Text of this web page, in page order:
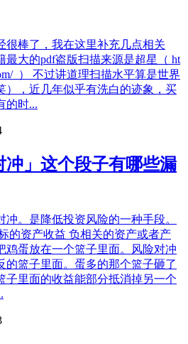
很棒了，我在这里补充几点相关
最大的pdf盗版扫描来源是超星（ ht
） 不过讲道理扫描水平算是世界
），近几年似乎有洗白的迹象，买
的时...
冲」这个段子有哪些漏
冲。是降低投资风险的一种手段。
的资产收益 负相关的资产或者产
鸡蛋放在一个篮子里面。风险对冲
的篮子里面。蛋多的那个篮子砸了
子里面的收益能部分抵消掉另一个